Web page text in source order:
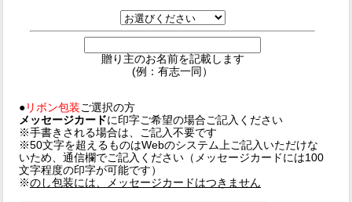
贈り主のお名前を記載します
(例：有志一同）
● リボン包装ご選択の方
メッセージカードに印字ご希望の場合ご記入ください
※手書きされる場合は、ご記入不要です
※50文字を超えるものはWebのシステム上ご記入いただけな
いため、通信欄でご記入ください（メッセージカードには100
文字程度の印字が可能です）
※のし包装には、メッセージカードはつきません